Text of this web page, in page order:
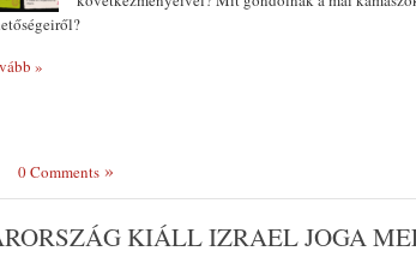
»
0 Comments
KIÁLL IZRAEL JOGA